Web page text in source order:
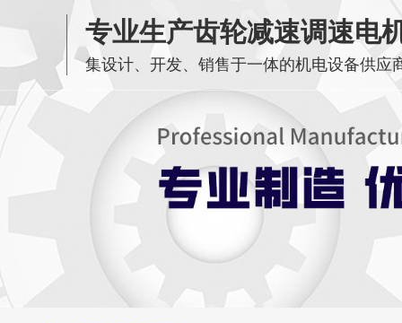
专业生产齿轮减速调速电
集设计、开发、销售于一体的机电设备供应